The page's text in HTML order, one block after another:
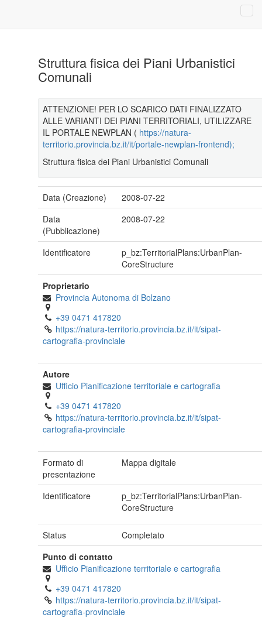
Struttura fisica dei Piani Urbanistici
Comunali
ATTENZIONE! PER LO SCARICO DATI FINALIZZATO
ALLE VARIANTI DEI PIANI TERRITORIALI, UTILIZZARE
IL PORTALE NEWPLAN ( https://natura-
territorio.provincia.bz.it/it/portale-newplan-frontend);
Struttura fisica dei Piani Urbanistici Comunali
Data (Creazione)
2008-07-22
Data
(Pubblicazione)
2008-07-22
Identificatore
p_bz:TerritorialPlans:UrbanPlan-
CoreStructure
Proprietario
Provincia Autonoma di Bolzano
+39 0471 417820
https://natura-territorio.provincia.bz.it/it/sipat-
cartografia-provinciale
Autore
Ufficio Pianificazione territoriale e cartografia
+39 0471 417820
https://natura-territorio.provincia.bz.it/it/sipat-
cartografia-provinciale
Formato di
presentazione
Mappa digitale
Identificatore
p_bz:TerritorialPlans:UrbanPlan-
CoreStructure
Status
Completato
Punto di contatto
Ufficio Pianificazione territoriale e cartografia
+39 0471 417820
https://natura-territorio.provincia.bz.it/it/sipat-
cartografia-provinciale